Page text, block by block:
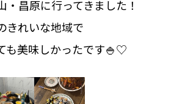
・昌原に行ってきました！
きれいな地域で
も美味しかったです🍚♡